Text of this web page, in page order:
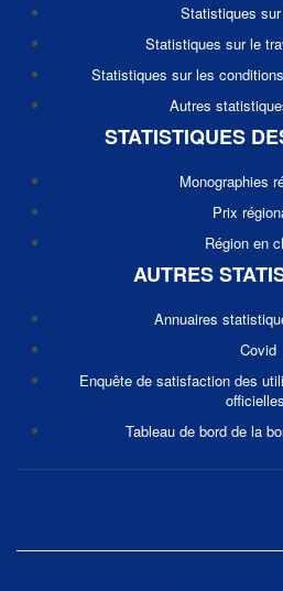
Statistiques
Statistiques sur le
Statistiques sur les
Autres
STATISTIQUES
Monographies
Prix
Région en
AUTRES
Annuaires
Covid
Enquête de satisfaction des
officielles
Tableau de bord de la